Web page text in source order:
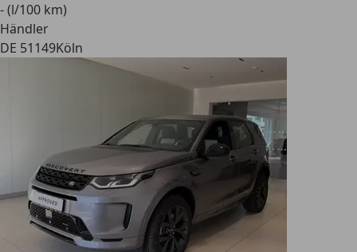
- (l/100 km)
Händler
DE 51149Köln